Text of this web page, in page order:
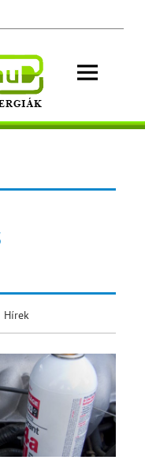
energiák.
Hírek